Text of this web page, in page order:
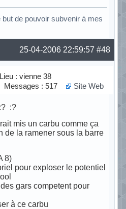
de pouvoir subvenir à mes
#48
25-04-2006 22:59:57
Lieu : vienne 38
Messages : 517 Site Web
:?
mis un carbu comme ça
de la ramener sous la barre
8)
pour exploser le potentiel
gars competent pour
à ce carbu